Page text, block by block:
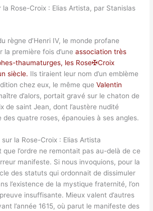
la Rose-Croix : Elias Artista, par Stanislas
règne d’Henri IV, le monde profane
la première fois d’uneassociation très
thaumaturges, les Rose✠Croix
siècle. Ils tiraient leur nom d’un emblème
chez eux, le même queValentin
d’alors, portait gravé sur le chaton de
de saint Jean, dont l’austère nudité
des quatre roses, épanouies à ses angles.
sur la Rose-Croix : Elias Artista
que l’ordre ne remontait pas au-delà de ce
manifeste. Si nous invoquions, pour la
des statuts qui ordonnait de dissimuler
l’existence de la mystique fraternité, l’on
insuffisante. Mieux valent d’autres
l’année 1615, où parut le manifeste des